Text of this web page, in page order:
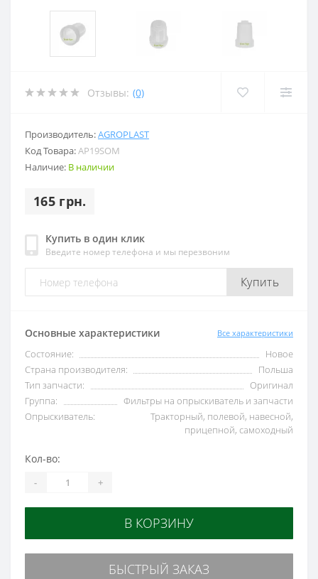
Отзывы: (0)
Производитель:AGROPLAST
Код Товара:AP19SOM
Наличие: В наличии
165 грн.
Купить в один клик
Введите номер телефона и мы перезвоним
Купить
Основные характеристики Все характеристики
Состояние:
Новое
Страна производителя:
Польша
Тип запчасти:
Оригинал
Группа:
Фильтры на опрыскиватель и запчасти
Опрыскиватель:
Тракторный, полевой, навесной,
прицепной, самоходный
Кол-во:
- +
В КОРЗИНУ
БЫСТРЫЙ ЗАКАЗ